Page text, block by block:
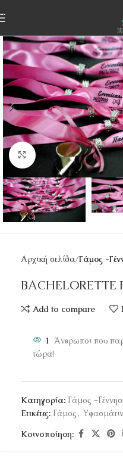
Skip to navigation
Skip to main content
Κάντε κλικ για μεγέθυνση
Αρχική σελίδα Γάμος -
BACHELORETTE
Add to compare
1 Άνθρωποι που
τώρα!
Κατηγορία: Γάμος -
Ετικέτες: Γάμος ,
Κοινοποίηση: